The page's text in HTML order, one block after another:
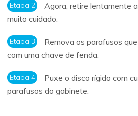
Etapa 2
Agora, retire lentamente
muito cuidado.
Etapa 3
Remova os parafusos
com uma chave de fenda.
Etapa 4
Puxe o disco rígido com
parafusos do gabinete.